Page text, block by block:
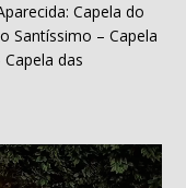
Capela do
Santíssimo – Capela
das